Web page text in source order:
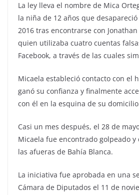
La ley lleva el nombre de Mica
la niña de 12 años que
2016 tras encontrarse con Jonathan
quien utilizaba cuatro cuentas
Facebook, a través de las cuales
Micaela estableció contacto con el
ganó su confianza y finalmente
con él en la esquina de su
Casi un mes después, el 28 de
Micaela fue encontrado golpeado y
las afueras de Bahía Blanca.
La iniciativa fue aprobada en una
Cámara de Diputados el 11 de